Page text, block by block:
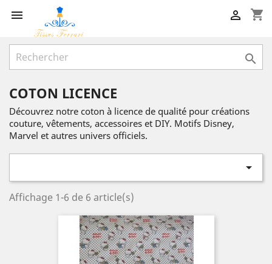
 shopping_cart


COTON LICENCE
Découvrez notre coton à licence de qualité pour créations
couture, vêtements, accessoires et DIY. Motifs Disney,
Marvel et autres univers officiels.

Affichage 1-6 de 6 article(s)